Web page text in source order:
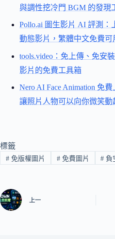
與調性挖冷門 BGM 的發現
Pollo.ai 圖生影片 AI 評測：
動態影片，繁體中文免費可
tools.video：免上傳、免安
影片的免費工具箱
Nero AI Face Animation 免
讓照片人物可以向你微笑動
標籤
#免版權圖片 #免費圖片 # 負
上一